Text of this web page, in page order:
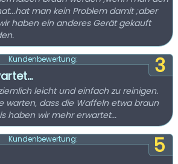
man kein Problem damit ;aber
haben ein anderes Gerät gekauft
3
Kundenbewertung:
leicht und einfach zu reinigen.
warten, dass die Waffeln etwa braun
haben wir mehr erwartet...
5
Kundenbewertung: